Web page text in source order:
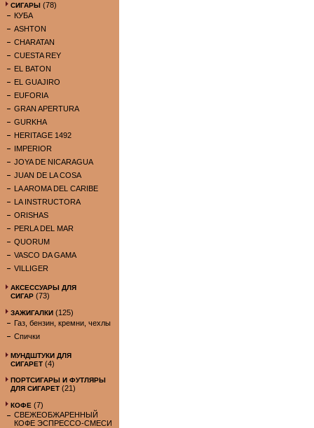
СИГАРЫ (78)
КУБА
ASHTON
CHARATAN
CUESTA REY
EL BATON
EL GUAJIRO
EUFORIA
GRAN APERTURA
GURKHA
HERITAGE 1492
IMPERIOR
JOYA DE NICARAGUA
JUAN DE LA COSA
LA AROMA DEL CARIBE
LA INSTRUCTORA
ORISHAS
PERLA DEL MAR
QUORUM
VASCO DA GAMA
VILLIGER
АКСЕССУАРЫ ДЛЯ
СИГАР (73)
ЗАЖИГАЛКИ (125)
Газ, бензин, кремни, чехлы
Спички
МУНДШТУКИ ДЛЯ
СИГАРЕТ (4)
ПОРТСИГАРЫ И ФУТЛЯРЫ
ДЛЯ СИГАРЕТ (21)
КОФЕ (7)
СВЕЖЕОБЖАРЕННЫЙ
КОФЕ ЭСПРЕССО-СМЕСИ